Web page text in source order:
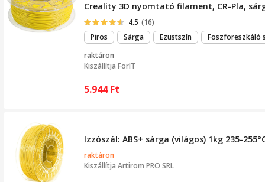
Creality 3D nyomtató filament, CR-Pla,
4.5 (16)
Piros
Sárga Ezüstszín
Foszforeszkáló
raktáron
Kiszállítja ForIT
5.944Ft
Izzószál: ABS+ sárga (világos) 1kg 235-
raktáron
Kiszállítja Artirom PRO SRL